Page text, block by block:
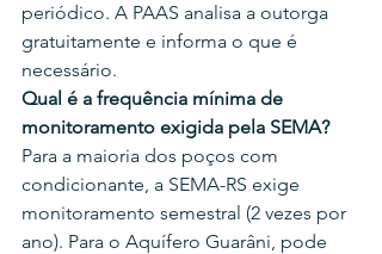
periódico. A PAAS analisa a outorga
gratuitamente e informa o que é
necessário.
Qual é a frequência mínima de
monitoramento exigida pela SEMA?
Para a maioria dos poços com
condicionante, a SEMA-RS exige
monitoramento semestral (2 vezes por
ano). Para o Aquífero Guarâni, pode